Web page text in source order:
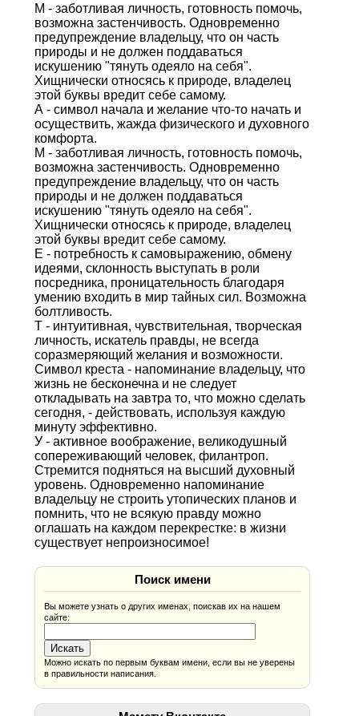
М - заботливая личность, готовность помочь,
возможна застенчивость. Одновременно
предупреждение владельцу, что он часть
природы и не должен поддаваться
искушению "тянуть одеяло на себя".
Хищнически относясь к природе, владелец
этой буквы вредит себе самому.
А - символ начала и желание что-то начать и
осуществить, жажда физического и духовного
комфорта.
М - заботливая личность, готовность помочь,
возможна застенчивость. Одновременно
предупреждение владельцу, что он часть
природы и не должен поддаваться
искушению "тянуть одеяло на себя".
Хищнически относясь к природе, владелец
этой буквы вредит себе самому.
Е - потребность к самовыражению, обмену
идеями, склонность выступать в роли
посредника, проницательность благодаря
умению входить в мир тайных сил. Возможна
болтливость.
Т - интуитивная, чувствительная, творческая
личность, искатель правды, не всегда
соразмеряющий желания и возможности.
Символ креста - напоминание владельцу, что
жизнь не бесконечна и не следует
откладывать на завтра то, что можно сделать
сегодня, - действовать, используя каждую
минуту эффективно.
У - активное воображение, великодушный
сопереживающий человек, филантроп.
Стремится подняться на высший духовный
уровень. Одновременно напоминание
владельцу не строить утопических планов и
помнить, что не всякую правду можно
оглашать на каждом перекрестке: в жизни
существует непроизносимое!
Поиск имени
Вы можете узнать о других именах, поискав их на нашем
сайте:
Можно искать по первым буквам имени, если вы не уверены
в правильности написания.